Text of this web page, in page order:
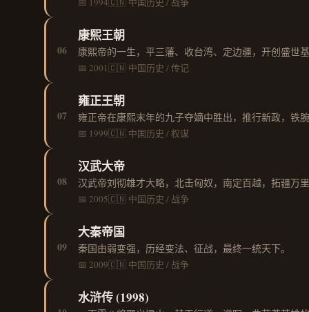
06
康熙王朝
康熙帝的一生，平三藩、收台湾、定边疆，开创盛世基
📅 2001🇨🇳 中国历史 / 传记
07
雍正王朝
雍正帝在康熙末年的九子夺嫡中胜出，推行新政，铁腕
📅 1999🇨🇳 中国历史 / 权谋
08
汉武大帝
汉武帝刘彻雄才大略，北击匈奴，南定百越，拓疆万里
📅 2005🇨🇳 中国历史 / 战争
09
大秦帝国
秦国由弱变强，历经变法、征战，最终一统天下。
📅 2009🇨🇳 中国历史 / 战争
水浒传 (1998)